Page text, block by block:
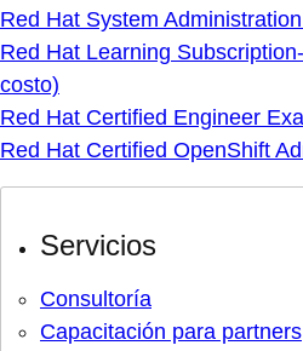
Red Hat System
Red Hat Learning
costo)
Red Hat Certified Engineer
Red Hat Certified OpenShift
Servicios
Consultoría
Capacitación para partners